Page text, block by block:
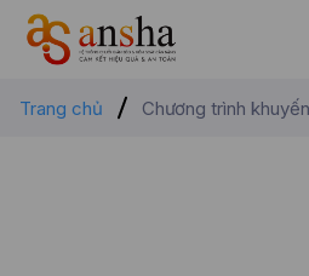
Trang chủ Chương trình